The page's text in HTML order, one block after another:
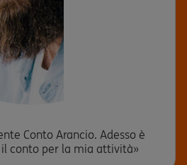
Conto Arancio. Adesso è
conto per la mia attività»